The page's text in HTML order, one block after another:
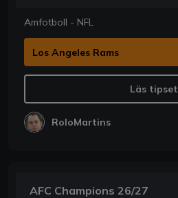
Amfotboll - NFL
Los Angeles Rams
Läs tipset
RoloMartins
AFC Champions 26/27